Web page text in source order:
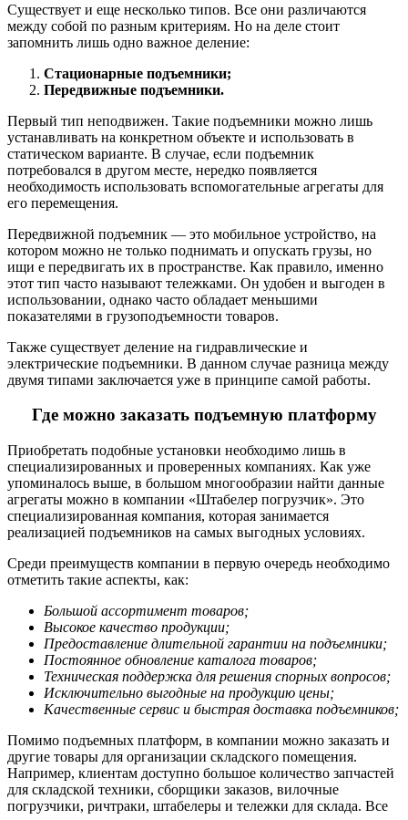
Существует и еще несколько типов. Все они различаются
между собой по разным критериям. Но на деле стоит
запомнить лишь одно важное деление:
Стационарные подъемники;
Передвижные подъемники.
Первый тип неподвижен. Такие подъемники можно лишь
устанавливать на конкретном объекте и использовать в
статическом варианте. В случае, если подъемник
потребовался в другом месте, нередко появляется
необходимость использовать вспомогательные агрегаты для
его перемещения.
Передвижной подъемник — это мобильное устройство, на
котором можно не только поднимать и опускать грузы, но
ищи е передвигать их в пространстве. Как правило, именно
этот тип часто называют тележками. Он удобен и выгоден в
использовании, однако часто обладает меньшими
показателями в грузоподъемности товаров.
Также существует деление на гидравлические и
электрические подъемники. В данном случае разница между
двумя типами заключается уже в принципе самой работы.
Где можно заказать подъемную платформу
Приобретать подобные установки необходимо лишь в
специализированных и проверенных компаниях. Как уже
упоминалось выше, в большом многообразии найти данные
агрегаты можно в компании «Штабелер погрузчик». Это
специализированная компания, которая занимается
реализацией подъемников на самых выгодных условиях.
Среди преимуществ компании в первую очередь необходимо
отметить такие аспекты, как:
Большой ассортимент товаров;
Высокое качество продукции;
Предоставление длительной гарантии на подъемники;
Постоянное обновление каталога товаров;
Техническая поддержка для решения спорных вопросов;
Исключительно выгодные на продукцию цены;
Качественные сервис и быстрая доставка подъемников;
Помимо подъемных платформ, в компании можно заказать и
другие товары для организации складского помещения.
Например, клиентам доступно большое количество запчастей
для складской техники, сборщики заказов, вилочные
погрузчики, ричтраки, штабелеры и тележки для склада. Все